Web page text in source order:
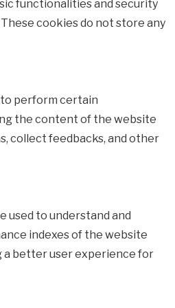
functionalities and security
cookies do not store any
perform certain
the content of the website
collect feedbacks, and other
used to understand and
indexes of the website
a better user experience for